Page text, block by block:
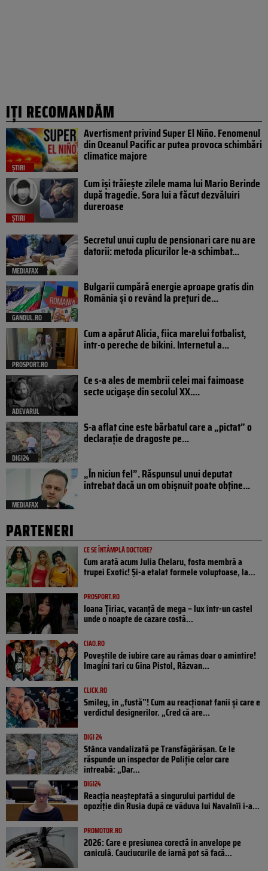
IȚI RECOMANDĂM
ȘTIRI
Avertisment privind Super El Niño. Fenomenul
din Oceanul Pacific ar putea provoca schimbări
climatice majore
ȘTIRI
Cum își trăiește zilele mama lui Mario Berinde
după tragedie. Sora lui a făcut dezvăluiri
dureroase
MEDIAFAX
Secretul unui cuplu de pensionari care nu are
datorii: metoda plicurilor le-a schimbat...
GANDUL.RO
Bulgarii cumpără energie aproape gratis din
România și o revând la prețuri de...
PROSPORT.RO
Cum a apărut Alicia, fiica marelui fotbalist,
într-o pereche de bikini. Internetul a...
ADEVARUL
Ce s-a ales de membrii celei mai faimoase
secte ucigașe din secolul XX....
DIGI24
S-a aflat cine este bărbatul care a „pictat” o
declarație de dragoste pe...
MEDIAFAX
„În niciun fel”. Răspunsul unui deputat
întrebat dacă un om obișnuit poate obține...
PARTENERI
CE SE ÎNTÂMPLĂ DOCTORE?
Cum arată acum Julia Chelaru, fosta membră a
trupei Exotic! Și-a etalat formele voluptoase, la...
PROSPORT.RO
Ioana Țiriac, vacanță de mega – lux într-un castel
unde o noapte de cazare costă...
CIAO.RO
Poveştile de iubire care au rămas doar o amintire!
Imagini tari cu Gina Pistol, Răzvan...
CLICK.RO
Smiley, în „fustă”! Cum au reacționat fanii și care e
verdictul designerilor. „Cred că are...
DIGI 24
Stânca vandalizată pe Transfăgărășan. Ce le
răspunde un inspector de Poliție celor care
întreabă: „Dar...
DIGI24
Reacția neașteptată a singurului partidul de
opoziţie din Rusia după ce văduva lui Navalnîi i-a...
PROMOTOR.RO
2026: Care e presiunea corectă în anvelope pe
caniculă. Cauciucurile de iarnă pot să facă...